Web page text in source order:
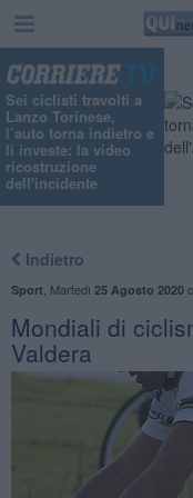
Sei ciclisti travolti a
Lanzo Torinese,
l’auto torna indietro e
li investe: la video
ricostruzione
dell'incidente
Indietro
Sport Martedì 25 Agosto 2020
Mondiali di
Valdera